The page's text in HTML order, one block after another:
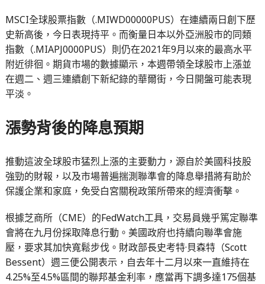
MSCI全球股票指數（.MIWD00000PUS）在連續兩日創下歷
史新高後，今日表現持平。而衡量日本以外亞洲股市的同類
指數（.MIAPJ0000PUS）則仍在2021年9月以來的最高水平
附近徘徊。期貨市場的數據顯示，本週帶領全球股市上漲並
在週二、週三連續創下新紀錄的華爾街，今日開盤可能表現
平淡。
漲勢背後的降息預期
推動這波全球股市猛烈上漲的主要動力，源自於美國科技股
強勁的財報，以及市場普遍揣測聯準會的降息舉措將有助於
保護企業和家庭，免受白宮關稅政策所帶來的經濟衝擊。
根據芝商所（CME）的FedWatch工具，交易員幾乎篤定聯準
會將在九月份採取降息行動。美國政府也持續向聯準會施
壓，要求其加快寬鬆步伐。財政部長史考特·貝森特（Scott
Bessent）週三便公開表示，自去年十二月以來一直維持在
4.25%至4.5%區間的聯邦基金利率，應當再下調多達175個基